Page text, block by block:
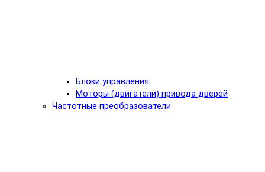
Блоки управления
Моторы (двигатели) привода дверей
Частотные преобразователи